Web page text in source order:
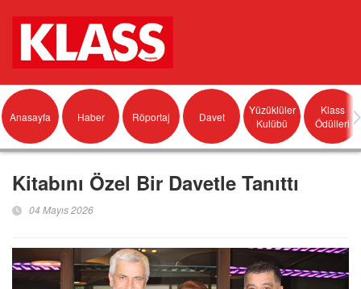
Anasayfa Haber Röportaj Davet
Yüzüklüler
Kulübü
Klass
Ödülleri
Kitabını Özel Bir Davetle Tanıttı
04 Mayıs 2026